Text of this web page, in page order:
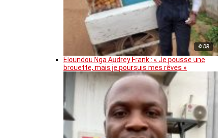
© DR
Eloundou Nga Audrey Frank : « Je pousse une
brouette, mais je poursuis mes rêves »